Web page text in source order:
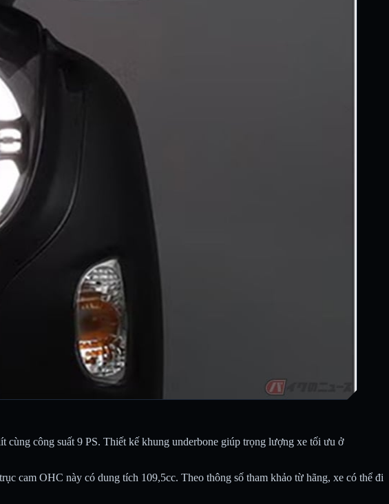
công suất 9 PS. Thiết kế khung underbone giúp trọng lượng xe tối ưu ở
cam OHC này có dung tích 109,5cc. Theo thông số tham khảo từ hãng, xe có thể đi